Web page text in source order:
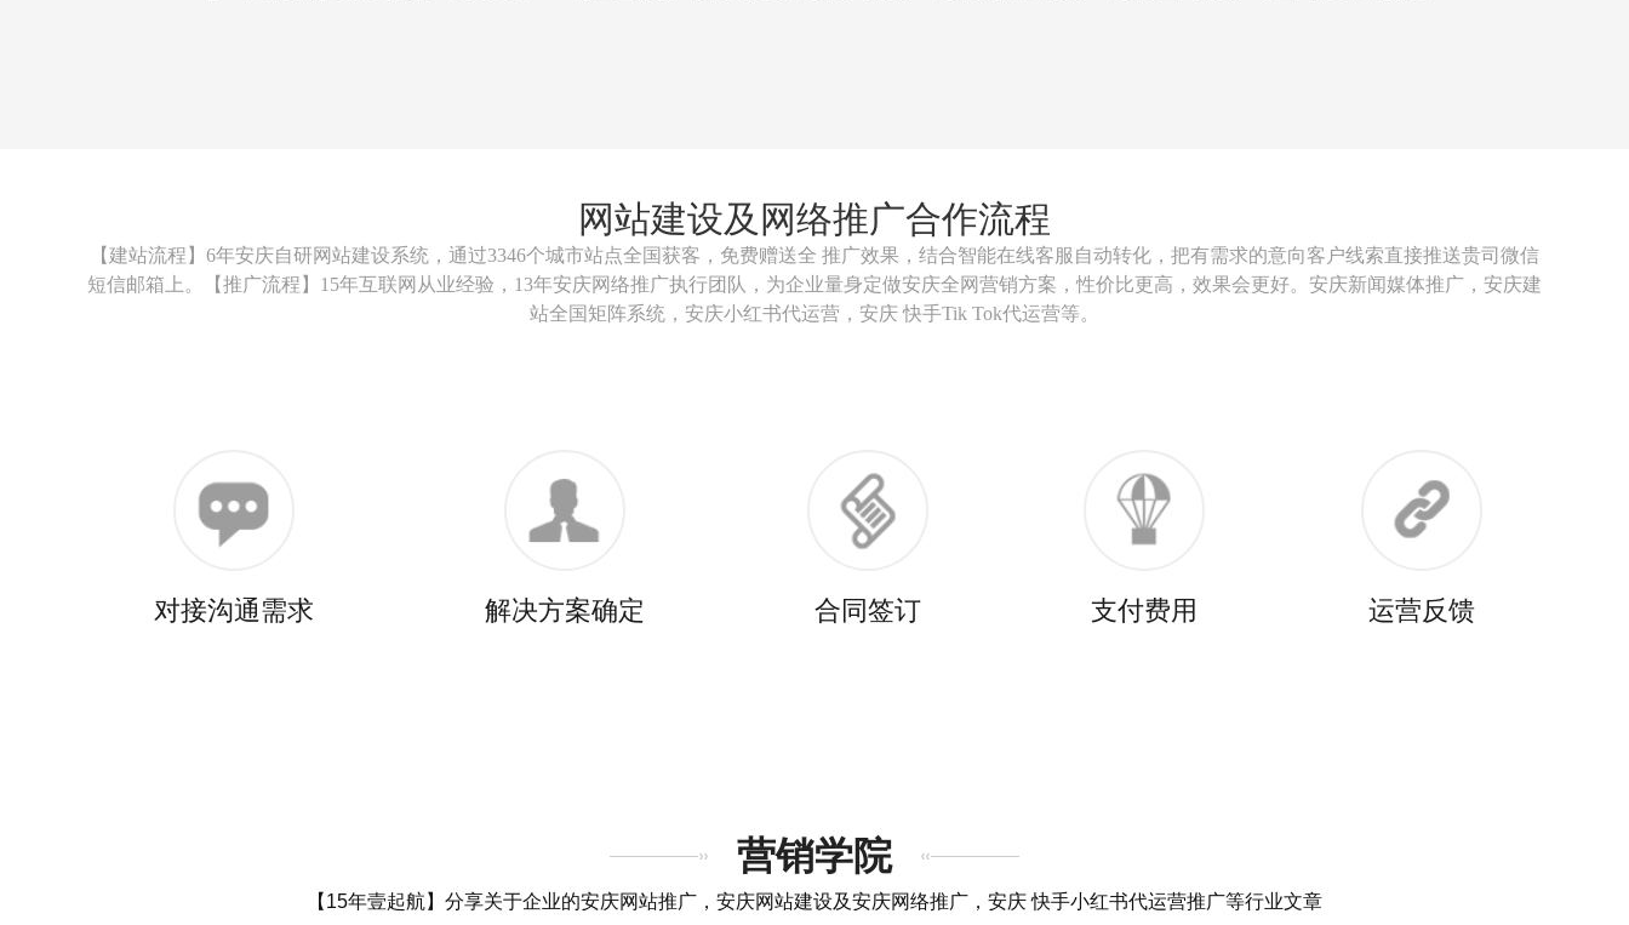
网站建设及网络推广合作流程
【建站流程】6年安庆自研网站建设系统， 通过3346个城市站点全国获客， 免费赠送全 推广效果，结合智能在线客服自动转化，把有需求的意向客户线索直接推送贵司微信
短信邮箱上。【推广流程】15年互联网从业经验，13年安庆网络推广执行团队，为企业量身定做安庆全网营销方案，性价比更高，效果会更好。安庆新闻媒体推广，安庆建
站全国矩阵系统，安庆小红书代运营，安庆 快手Tik Tok代运营等。
对接沟通需求 解决方案确定 合同签订 支付费用 运营反馈
营销学院
【15年壹起航】分享关于企业的安庆网站推广，安庆网站建设及安庆网络推广，安庆 快手小红书代运营推广等行业文章